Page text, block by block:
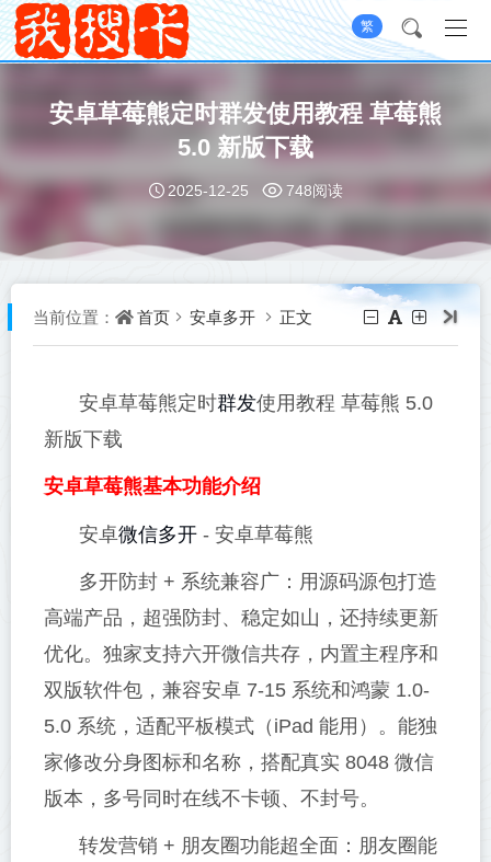
繁
安卓草莓熊定时群发使用教程 草莓熊
5.0 新版下载
2025-12-25 748阅读
当前位置： 首页 安卓多开 正文
安卓草莓熊定时群发使用教程 草莓熊 5.0
新版下载
安卓草莓熊基本功能介绍
安卓微信多开 - 安卓草莓熊
多开防封 + 系统兼容广：用源码源包打造
高端产品，超强防封、稳定如山，还持续更新
优化。独家支持六开微信共存，内置主程序和
双版软件包，兼容安卓 7-15 系统和鸿蒙 1.0-
5.0 系统，适配平板模式（iPad 能用）。能独
家修改分身图标和名称，搭配真实 8048 微信
版本，多号同时在线不卡顿、不封号。
转发营销 + 朋友圈功能超全面：朋友圈能